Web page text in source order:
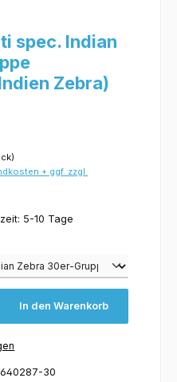
spec. Indian
Zebra)
+ ggf. zzgl.
5-10 Tage
In den Warenkorb
30